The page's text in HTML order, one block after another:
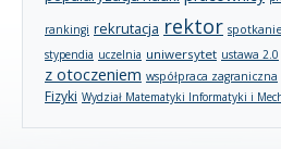
rankingi rekrutacja rektor spotkanie
stypendia uczelnia uniwersytet ustawa 2.0
z otoczeniem współpraca zagraniczna
Fizyki Wydział Matematyki Informatyki i